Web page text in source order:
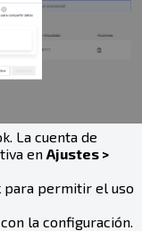
La cuenta de
en Ajustes >
para permitir el uso
la configuración.